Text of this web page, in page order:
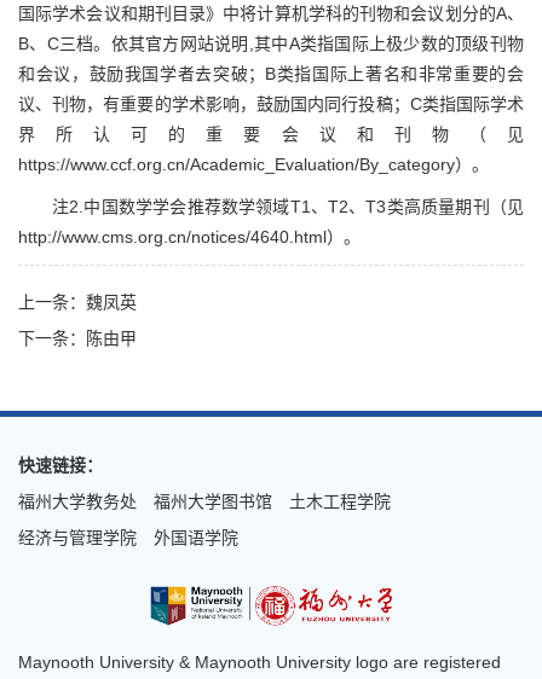
国际学术会议和期刊目录》中将计算机学科的刊物和会议划分的A、
B、C三档。依其官方网站说明,其中A类指国际上极少数的顶级刊物
和会议，鼓励我国学者去突破；B类指国际上著名和非常重要的会
议、刊物，有重要的学术影响，鼓励国内同行投稿；C类指国际学术
界所认可的重要会议和刊物（见
https://www.ccf.org.cn/Academic_Evaluation/By_category）。
注2.中国数学学会推荐数学领域T1、T2、T3类高质量期刊（见
http://www.cms.org.cn/notices/4640.html）。
上一条：魏凤英
下一条：陈由甲
快速链接：
福州大学教务处
福州大学图书馆
土木工程学院
经济与管理学院
外国语学院
Maynooth University & Maynooth University logo are registered